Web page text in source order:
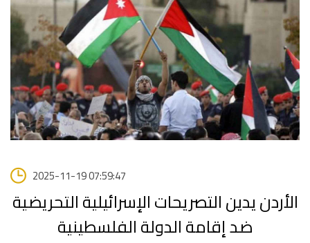
2025-11-19 07:59:47
الأردن يدين التصريحات الإسرائيلية التحريضية
ضد إقامة الدولة الفلسطينية